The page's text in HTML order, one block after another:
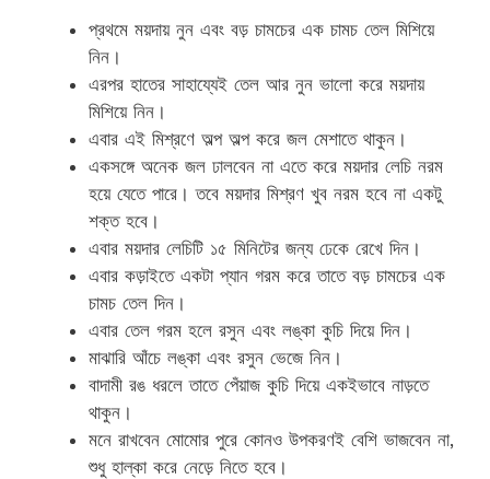
প্রথমে ময়দায় নুন এবং বড় চামচের এক চামচ তেল মিশিয়ে
নিন।
এরপর হাতের সাহায্যেই তেল আর নুন ভালো করে ময়দায়
মিশিয়ে নিন।
এবার এই মিশ্রণে অল্প অল্প করে জল মেশাতে থাকুন।
একসঙ্গে অনেক জল ঢালবেন না এতে করে ময়দার লেচি নরম
হয়ে যেতে পারে। তবে ময়দার মিশ্রণ খুব নরম হবে না একটু
শক্ত হবে।
এবার ময়দার লেচিটি ১৫ মিনিটের জন্য ঢেকে রেখে দিন।
এবার কড়াইতে একটা প্যান গরম করে তাতে বড় চামচের এক
চামচ তেল দিন।
এবার তেল গরম হলে রসুন এবং লঙ্কা কুচি দিয়ে দিন।
মাঝারি আঁচে লঙ্কা এবং রসুন ভেজে নিন।
বাদামী রঙ ধরলে তাতে পেঁয়াজ কুচি দিয়ে একইভাবে নাড়তে
থাকুন।
মনে রাখবেন মোমোর পুরে কোনও উপকরণই বেশি ভাজবেন না,
শুধু হাল্কা করে নেড়ে নিতে হবে।